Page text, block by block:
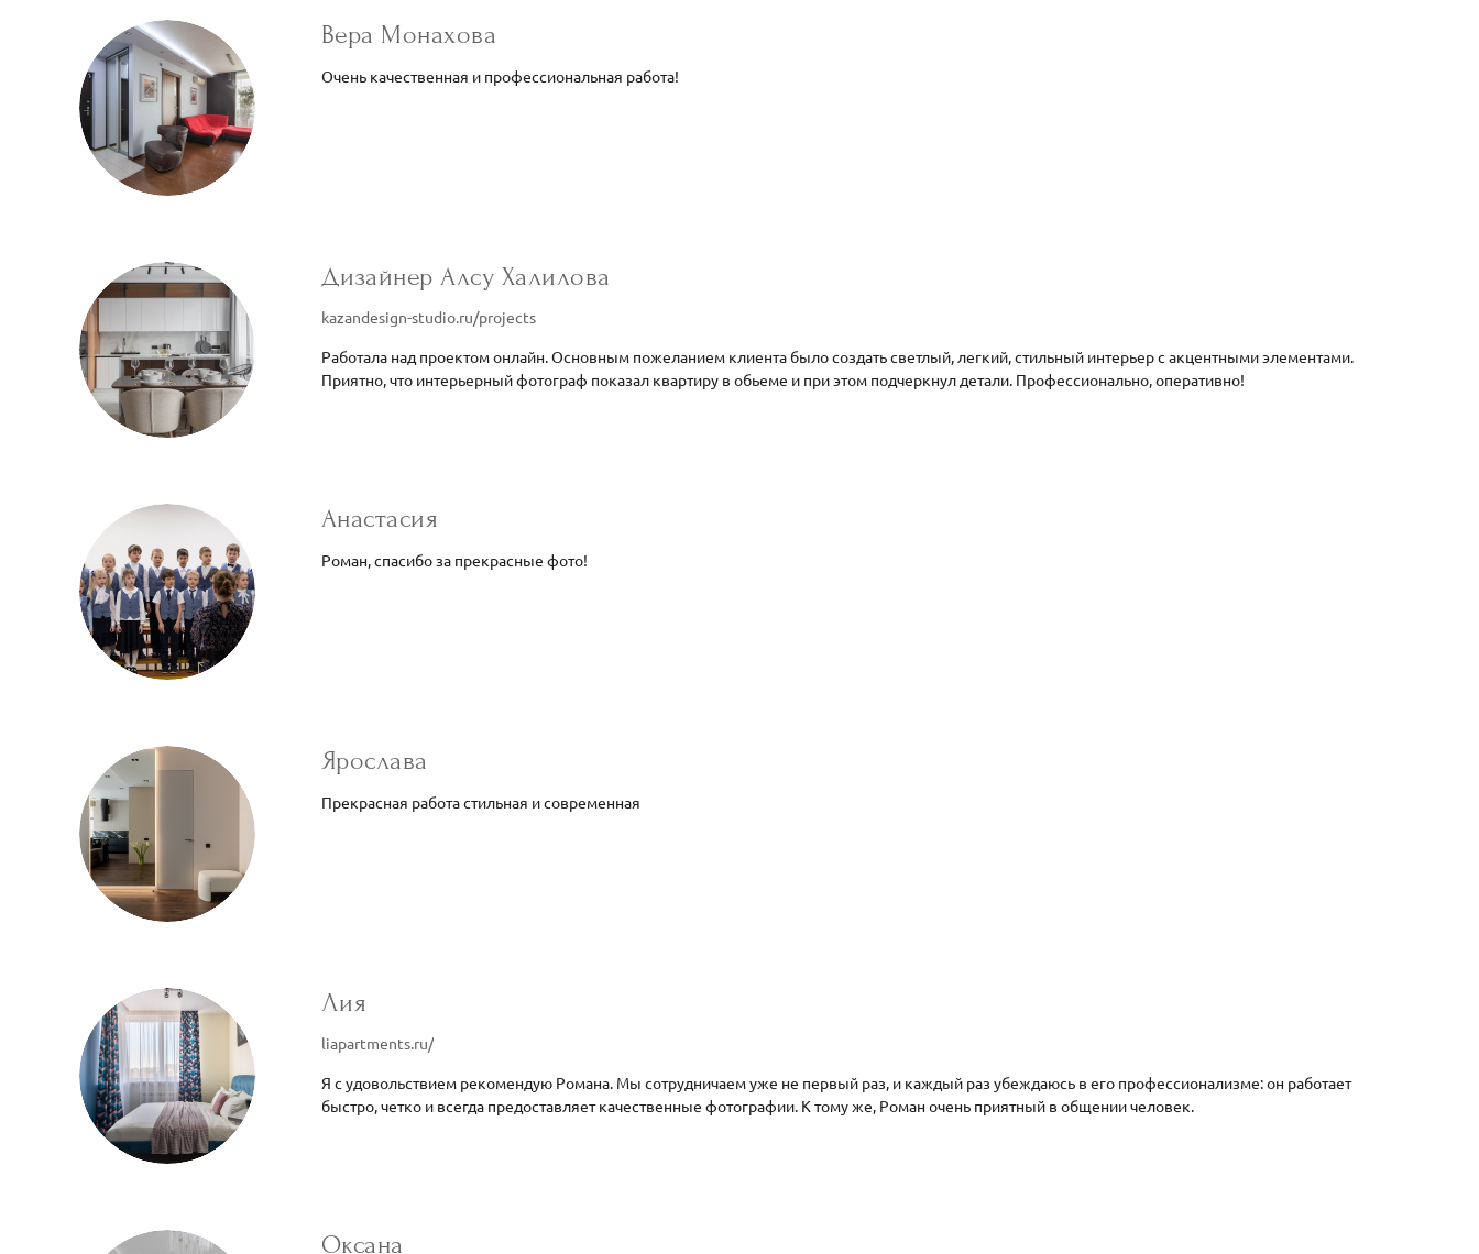
Вера Монахова
Очень качественная и профессиональная работа!
Дизайнер Алсу Халилова
kazandesign-studio.ru/projects
Работала над проектом онлайн. Основным пожеланием клиента было создать светлый, легкий, стильный интерьер с акцентными элементами.
Приятно, что интерьерный фотограф показал квартиру в обьеме и при этом подчеркнул детали. Профессионально, оперативно!
Анастасия
Роман, спасибо за прекрасные фото!
Ярослава
Прекрасная работа стильная и современная
Лия
liapartments.ru/
Я с удовольствием рекомендую Романа. Мы сотрудничаем уже не первый раз, и каждый раз убеждаюсь в его профессионализме: он работает
быстро, четко и всегда предоставляет качественные фотографии. К тому же, Роман очень приятный в общении человек.
Оксана